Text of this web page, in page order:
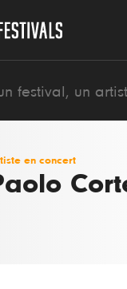
en concert